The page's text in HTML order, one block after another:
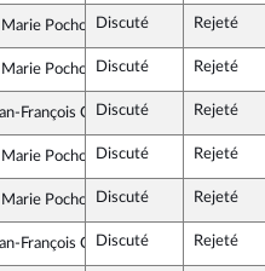
et Social
Pochon Discuté Rejeté
et Social
Pochon Discuté Rejeté
insoumise - Nouveau Front Populaire
François Coulomme
Discuté Rejeté
et Social
Pochon Discuté Rejeté
et Social
Pochon Discuté Rejeté
insoumise - Nouveau Front Populaire
François Coulomme
Discuté Rejeté